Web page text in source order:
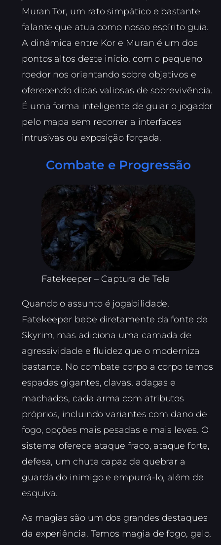
Muran Tor, um rato simpático e bastante
falante que atua como nosso espírito guia.
A dinâmica entre Kor e Muran é um dos
pontos altos deste início, com o pequeno
roedor nos orientando sobre objetivos e
oferecendo dicas valiosas de sobrevivência.
É uma forma inteligente de guiar o jogador
pelo mapa sem recorrer a interfaces
intrusivas ou exposição forçada.
Combate e Progressão
Fatekeeper – Captura de Tela
Quando o assunto é jogabilidade,
Fatekeeper bebe diretamente da fonte de
Skyrim, mas adiciona uma camada de
agressividade e fluidez que o moderniza
bastante. No combate corpo a corpo temos
espadas gigantes, clavas, adagas e
machados, cada arma com atributos
próprios, incluindo variantes com dano de
fogo, opções mais pesadas e mais leves. O
sistema oferece ataque fraco, ataque forte,
defesa, um chute capaz de quebrar a
guarda do inimigo e empurrá-lo, além de
esquiva.
As magias são um dos grandes destaques
da experiência. Temos magia de fogo, gelo,